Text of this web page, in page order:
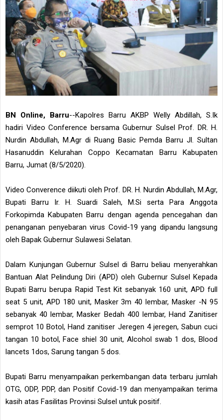
BN Online, Barru--Kapolres Barru AKBP Welly Abdillah, S.Ik
hadiri Video Conference bersama Gubernur Sulsel Prof. DR. H.
Nurdin Abdullah, M.Agr di Ruang Basic Pemda Barru Jl. Sultan
Hasanuddin Kelurahan Coppo Kecamatan Barru Kabupaten
Barru, Jumat (8/5/2020).
Video Converence diikuti oleh Prof. DR. H. Nurdin Abdullah, M.Agr,
Bupati Barru Ir. H. Suardi Saleh, M.Si serta Para Anggota
Forkopimda Kabupaten Barru dengan agenda pencegahan dan
penanganan penyebaran virus Covid-19 yang dipandu langsung
oleh Bapak Gubernur Sulawesi Selatan.
Dalam Kunjungan Gubernur Sulsel di Barru beliau menyerahkan
Bantuan Alat Pelindung Diri (APD) oleh Gubernur Sulsel Kepada
Bupati Barru berupa Rapid Test Kit sebanyak 160 unit, APD full
seat 5 unit, APD 180 unit, Masker 3m 40 lembar, Masker -N 95
sebanyak 40 lembar, Masker Bedah 400 lembar, Hand Zanitiser
semprot 10 Botol, Hand zanitiser Jeregen 4 jeregen, Sabun cuci
tangan 10 botol, Face shiel 30 unit, Alcohol swab 1 dos, Blood
lancets 1dos, Sarung tangan 5 dos.
Bupati Barru menyampaikan perkembangan data terbaru jumlah
OTG, ODP, PDP, dan Positif Covid-19 dan menyampaikan terima
kasih atas Fasilitas Provinsi Sulsel untuk positif.